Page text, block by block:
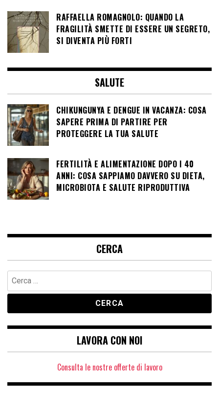
RAFFAELLA ROMAGNOLO: QUANDO LA
FRAGILITÀ SMETTE DI ESSERE UN SEGRETO,
SI DIVENTA PIÙ FORTI
SALUTE
CHIKUNGUNYA E DENGUE IN VACANZA: COSA
SAPERE PRIMA DI PARTIRE PER
PROTEGGERE LA TUA SALUTE
FERTILITÀ E ALIMENTAZIONE DOPO I 40
ANNI: COSA SAPPIAMO DAVVERO SU DIETA,
MICROBIOTA E SALUTE RIPRODUTTIVA
CERCA
Ricerca
per:
LAVORA CON NOI
Consulta le nostre offerte di lavoro